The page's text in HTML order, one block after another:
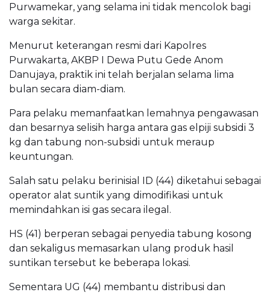
Purwamekar, yang selama ini tidak mencolok bagi
warga sekitar.
Menurut keterangan resmi dari Kapolres
Purwakarta, AKBP I Dewa Putu Gede Anom
Danujaya, praktik ini telah berjalan selama lima
bulan secara diam-diam.
Para pelaku memanfaatkan lemahnya pengawasan
dan besarnya selisih harga antara gas elpiji subsidi 3
kg dan tabung non-subsidi untuk meraup
keuntungan.
Salah satu pelaku berinisial ID (44) diketahui sebagai
operator alat suntik yang dimodifikasi untuk
memindahkan isi gas secara ilegal.
HS (41) berperan sebagai penyedia tabung kosong
dan sekaligus memasarkan ulang produk hasil
suntikan tersebut ke beberapa lokasi.
Sementara UG (44) membantu distribusi dan